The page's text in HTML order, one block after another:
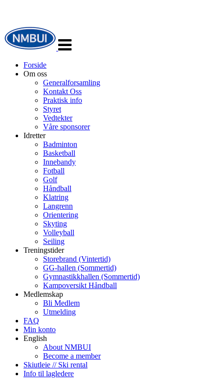
navigasjon
Forside
Om oss
Generalforsamling
Kontakt Oss
Praktisk info
Styret
Vedtekter
Våre sponsorer
Idretter
Badminton
Basketball
Innebandy
Fotball
Golf
Håndball
Klatring
Langrenn
Orientering
Skyting
Volleyball
Seiling
Treningstider
Storebrand (Vintertid)
GG-hallen (Sommertid)
Gymnastikkhallen (Sommertid)
Kampoversikt Håndball
Medlemskap
Bli Medlem
Utmelding
FAQ
Min konto
English
About NMBUI
Become a member
Skiutleie // Ski rental
Info til lagledere